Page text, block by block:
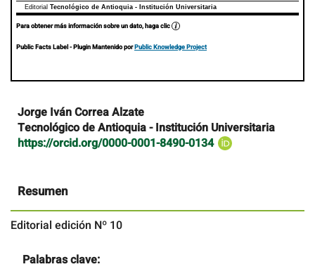
Editorial Tecnológico de Antioquia - Institución Universitaria
Para obtener más información sobre un dato, haga clic
Public Facts Label- Plugin Mantenido porPublic Knowledge Project
Contenido
principal
del
artículo
Jorge Iván Correa Alzate
Tecnológico de Antioquia - Institución Universitaria
https://orcid.org/0000-0001-8490-0134
Resumen
Editorial edición Nº 10
Palabras clave: